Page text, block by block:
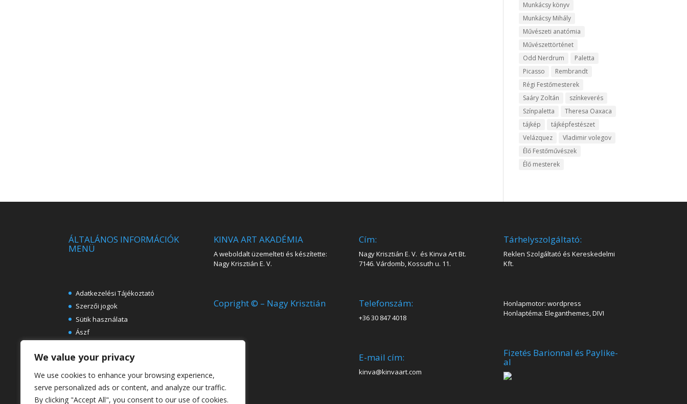
We value your privacy
We use cookies to enhance your browsing experience,
serve personalized ads or content, and analyze our traffic.
By clicking "Accept All", you consent to our use of cookies.
Munkácsy könyv
Munkácsy Mihály
Művészeti anatómia
Művészettörténet
Odd Nerdrum
Paletta
Picasso
Rembrandt
Régi Festőmesterek
Saáry Zoltán
színkeverés
Színpaletta
Theresa Oaxaca
tájkép
tájképfestészet
Velázquez
Vladimir volegov
Élő Festőművészek
Élő mesterek
ÁLTALÁNOS INFORMÁCIÓK
MENÜ
Adatkezelési Tájékoztató
Szerzői jogok
Sütik használata
Ászf
Ingyenes e-könyvek festészeti
Rólunk
KINVA ART AKADÉMIA
A weboldalt üzemelteti és készítette:
Nagy Krisztián E. V.
Copright © – Nagy Krisztián
Cím:
Nagy Krisztián E. V. és Kinva Art Bt.
7146. Várdomb, Kossuth u. 11.
Telefonszám:
+36 30 847 4018
E-mail cím:
kinva@kinvaart.com
Tárhelyszolgáltató:
Reklen Szolgáltató és Kereskedelmi
Kft.
Honlapmotor: wordpress
Honlaptéma: Eleganthemes, DIVI
Fizetés Barionnal és Paylike-
al